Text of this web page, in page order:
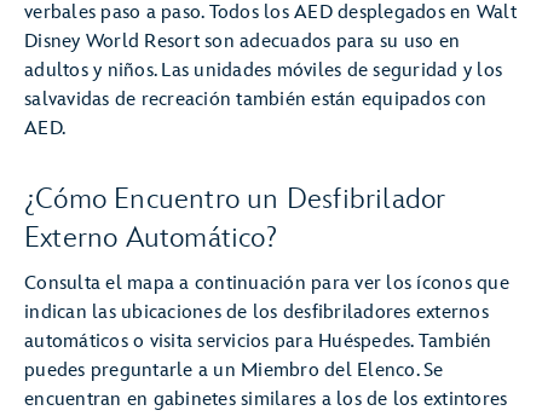
verbales paso a paso. Todos los AED desplegados en Walt
Disney World Resort son adecuados para su uso en
adultos y niños. Las unidades móviles de seguridad y los
salvavidas de recreación también están equipados con
AED.
¿Cómo Encuentro un Desfibrilador
Externo Automático?
Consulta el mapa a continuación para ver los íconos que
indican las ubicaciones de los desfibriladores externos
automáticos o visita servicios para Huéspedes. También
puedes preguntarle a un Miembro del Elenco. Se
encuentran en gabinetes similares a los de los extintores